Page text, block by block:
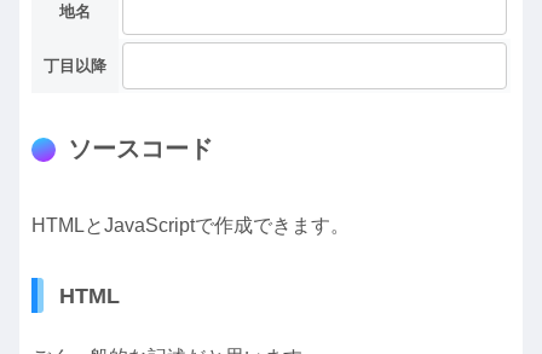
地名
丁目以降
ソースコード
HTMLとJavaScriptで作成できます。
HTML